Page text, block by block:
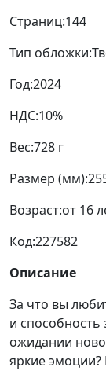
Страниц:144
Тип обложки:
Год:2024
НДС:10%
Вес:728 г
Размер (мм):
Возраст:от 16
Код:227582
Описание
За что вы
и способность
ожидании
яркие эмоции?